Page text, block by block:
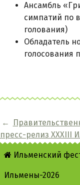
Ансамбль
симпатий по
голования)
Обладатель
голосования
←
пресс-релиз XXXIII
Ильменский
Ильмены-2026